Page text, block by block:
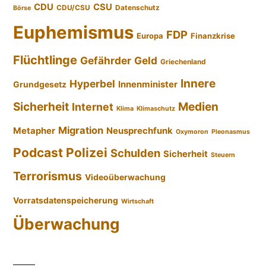
Börse CDU CDU/CSU CSU Datenschutz
Euphemismus Europa FDP Finanzkrise
Flüchtlinge Gefährder Geld Griechenland
Grundgesetz Hyperbel Innenminister Innere
Sicherheit Internet Klima Klimaschutz Medien
Metapher Migration Neusprechfunk Oxymoron Pleonasmus
Podcast Polizei Schulden Sicherheit Steuern
Terrorismus Videoüberwachung
Vorratsdatenspeicherung Wirtschaft
Überwachung